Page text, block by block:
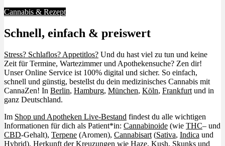
Cannabis & Rezept
Schnell, einfach & preiswert
Stress? Schlaflos? Appetitlos? Und du hast viel zu tun und keine
Zeit für Termine, Wartezimmer und Apothekensuche? Zen dir!
Unser Online Service ist 100% digital und sicher. So einfach,
schnell und günstig, bestellst du dein medizinisches Cannabis mit
CannaZen! In Berlin, Hamburg, München, Köln, Frankfurt und in
ganz Deutschland.
Im Shop und Apotheken Live-Bestand findest du alle wichtigen
Informationen für dich als Patient*in: Cannabinoide (wie THC– und
CBD-Gehalt), Terpene (Aromen), Cannabisart (Sativa, Indica und
Hybrid), Herkunft derKreuzungen wie Haze, Kush, Skunks und